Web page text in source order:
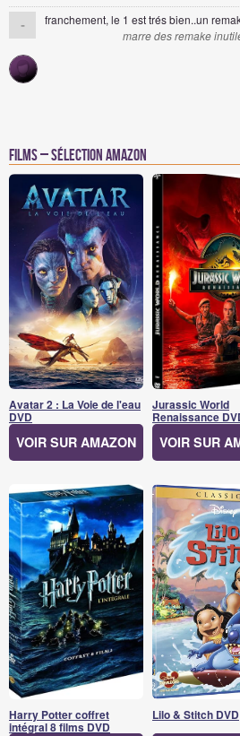
-
franchement, le 1 est trés bien..un
marre des remake
Films – Sélection Amazon
Avatar 2 : La Voie de l'eau
DVD
VOIR SUR AMAZON
Jurassic World
Renaissance
VOIR SUR
Harry Potter coffret
intégral 8 films DVD
Lilo & Stitch DVD